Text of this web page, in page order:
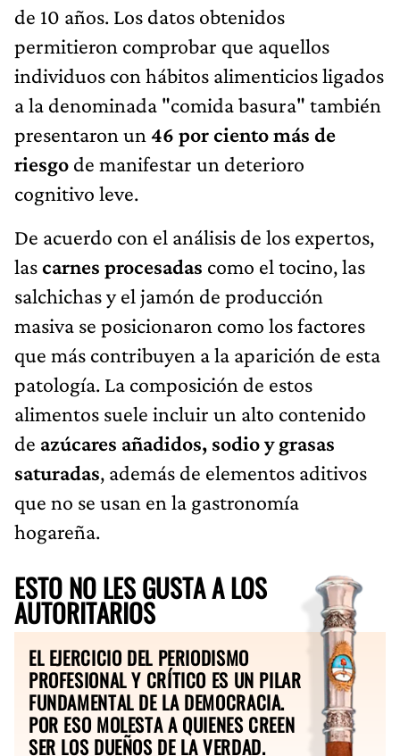
de 10 años. Los datos obtenidos
permitieron comprobar que aquellos
individuos con hábitos alimenticios ligados
a la denominada "comida basura" también
presentaron un 46 por ciento más de
riesgo de manifestar un deterioro
cognitivo leve.
De acuerdo con el análisis de los expertos,
lascarnes procesadas como el tocino, las
salchichas y el jamón de producción
masiva se posicionaron como los factores
que más contribuyen a la aparición de esta
patología. La composición de estos
alimentos suele incluir un alto contenido
de azúcares añadidos, sodio y grasas
saturadas, además de elementos aditivos
que no se usan en la gastronomía
hogareña.
ESTO NO LES GUSTA A LOS
AUTORITARIOS
EL EJERCICIO DEL PERIODISMO
PROFESIONAL Y CRÍTICO ES UN PILAR
FUNDAMENTAL DE LA DEMOCRACIA.
POR ESO MOLESTA A QUIENES CREEN
SER LOS DUEÑOS DE LA VERDAD.